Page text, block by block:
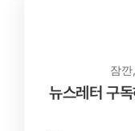
잠
뉴스레터 구